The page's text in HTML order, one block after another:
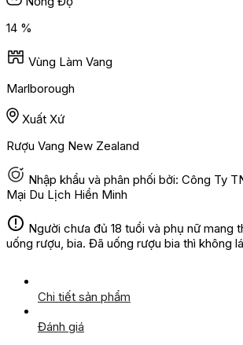
14 %
Vùng Làm Vang
Marlborough
Xuất Xứ
Rượu Vang New Zealand
Nhập khẩu và phân phối bởi: Công Ty
Mại Du Lịch Hiền Minh
Người chưa đủ 18 tuổi và phụ nữ mang
uống rượu, bia. Đã uống rượu bia thì không
Chi tiết sản phẩm
Đánh giá